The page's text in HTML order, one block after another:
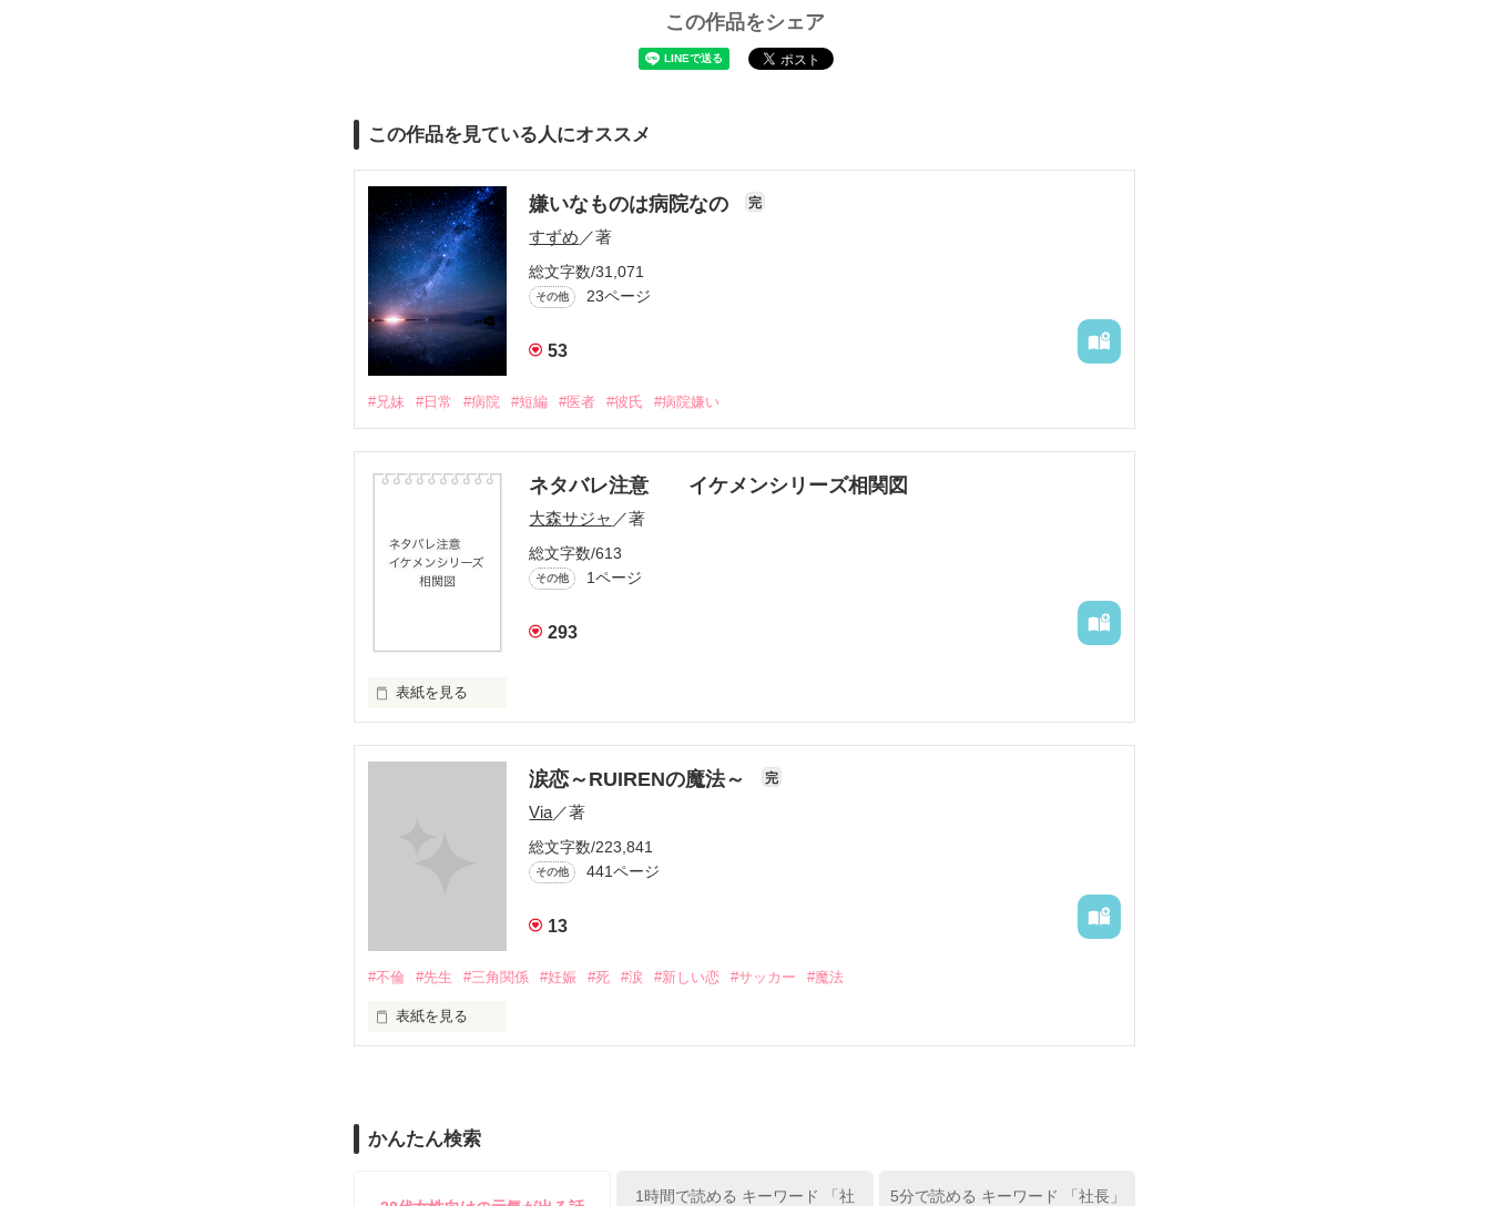
この作品をシェア
この作品を見ている人にオススメ
嫌いなものは病院なの 完
すずめ ／著
総文字数/31,071
その他 23ページ
53
#兄妹 #日常 #病院 #短編 #医者 #彼氏 #病院嫌い
ネタバレ注意 イケメンシリーズ相関図
大森サジャ ／著
総文字数/613
その他 1ページ
293
表紙を見る
作品を読むのに役立てばと思います
涙恋～RUIRENの魔法～ 完
Via／著
総文字数/223,841
その他 441ページ
13
#不倫 #先生 #三角関係 #妊娠 #死 #涙 #新しい恋 #サッカー #魔法
表紙を見る
かんたん検索
1時間で読める キーワード 「社
5分で読める キーワード 「社長」